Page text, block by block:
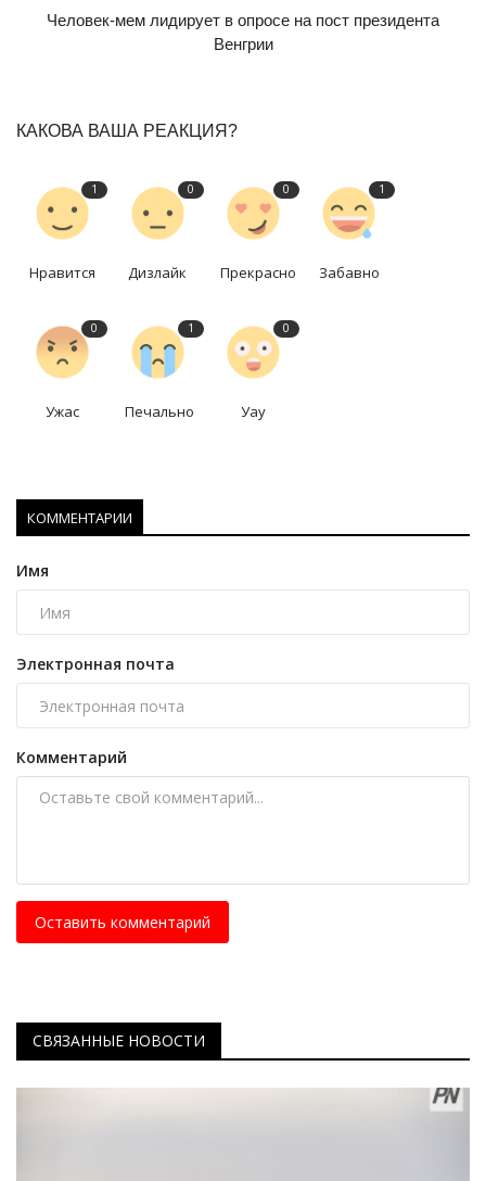
Человек-мем лидирует в опросе на пост президента
Венгрии
КАКОВА ВАША РЕАКЦИЯ?
1
Нравится
0
Дизлайк
0
Прекрасно
1
Забавно
0
Ужас
1
Печально
0
Уау
КОММЕНТАРИИ
Имя
Электронная почта
Комментарий
Оставить комментарий
СВЯЗАННЫЕ НОВОСТИ